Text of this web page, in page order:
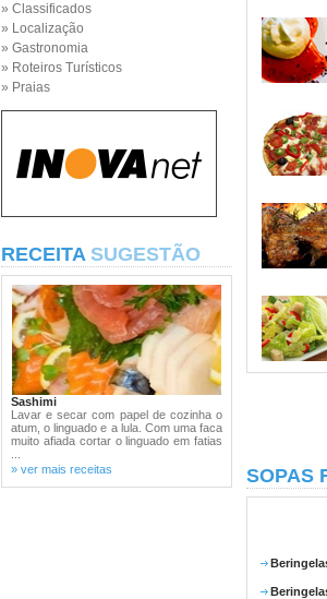
» Classificados
» Localização
» Gastronomia
» Roteiros Turísticos
» Praias
RECEITA SUGESTÃO
Sashimi
Lavar e secar com papel de cozinha o
atum, o linguado e a lula. Com uma faca
muito afiada cortar o linguado em fatias
» ver mais receitas
SOPAS